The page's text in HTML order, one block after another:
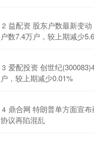
2 益配资 股东户数最新变
户数7.4万户，较上期减少
3 爱配投资 创世纪
户，较上期减少0.01%
4 鼎合网 特朗普单方面宣
协议再陷混乱